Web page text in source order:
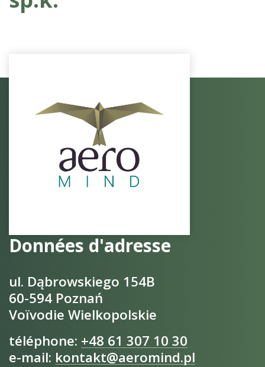
Données d'adresse
ul. Dąbrowskiego 154B
60-594 Poznań
Voïvodie Wielkopolskie
téléphone: +48 61 307 10 30
e-mail: kontakt@aeromind.pl